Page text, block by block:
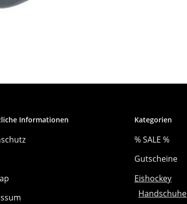
Informationen Kategorien
% SALE %
Gutscheine
Eishockey
Handschuhe